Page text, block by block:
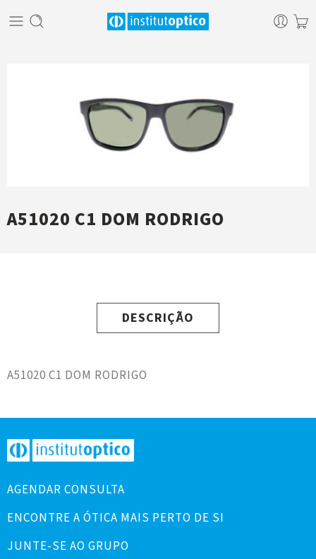
A51020 C1 DOM RODRIGO
DESCRIÇÃO
A51020 C1 DOM RODRIGO
AGENDAR CONSULTA
ENCONTRE A ÓTICA MAIS PERTO DE SI
JUNTE-SE AO GRUPO